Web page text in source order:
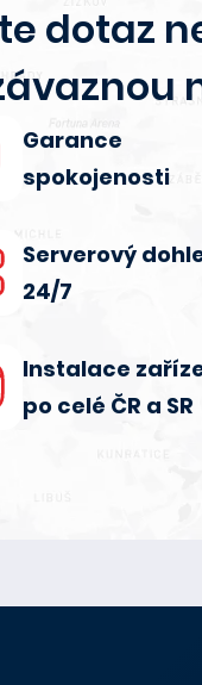
dotaz
Garance
spokojenosti
Serverový
24/7
Instalace
po celé ČR a SR